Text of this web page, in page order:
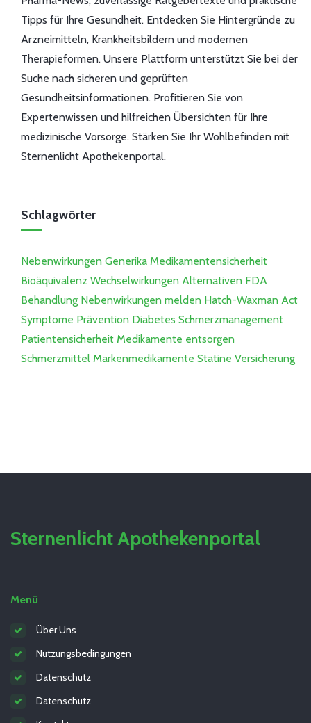
Tipps für Ihre Gesundheit. Entdecken Sie Hintergründe zu
Arzneimitteln, Krankheitsbildern und modernen
Therapieformen. Unsere Plattform unterstützt Sie bei der
Suche nach sicheren und geprüften
Gesundheitsinformationen. Profitieren Sie von
Expertenwissen und hilfreichen Übersichten für Ihre
medizinische Vorsorge. Stärken Sie Ihr Wohlbefinden mit
Sternenlicht Apothekenportal.
Schlagwörter
Nebenwirkungen Generika Medikamentensicherheit
Bioäquivalenz Wechselwirkungen Alternativen FDA
Behandlung Nebenwirkungen melden Hatch-Waxman Act
Symptome Prävention Diabetes Schmerzmanagement
Patientensicherheit Medikamente entsorgen
Schmerzmittel Markenmedikamente Statine Versicherung
Sternenlicht Apothekenportal
Menü
Über Uns
Nutzungsbedingungen
Datenschutz
Datenschutz